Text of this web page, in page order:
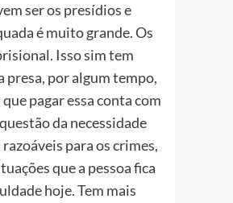
ser os presídios e
é muito grande. Os
Isso sim tem
presa, por algum tempo,
pagar essa conta com
da necessidade
para os crimes,
que a pessoa fica
hoje. Tem mais